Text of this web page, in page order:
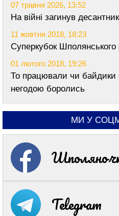
07 травня 2026, 13:52
На війні загинув
11 жовтня 2018, 18:23
Суперкубок
01 лютого 2018, 19:26
То працювали чи
негодою боролись
МИ У
Telegram